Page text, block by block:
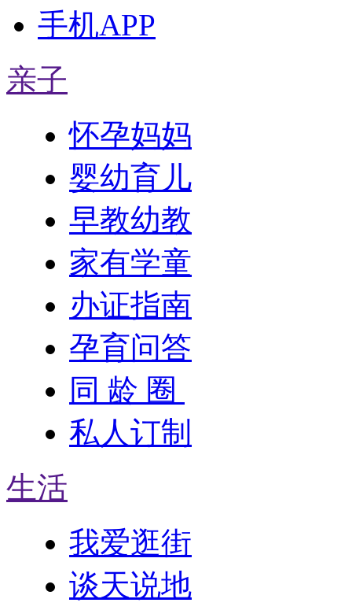
手机APP
亲子
怀孕妈妈
婴幼育儿
早教幼教
家有学童
办证指南
孕育问答
同 龄 圈
私人订制
生活
我爱逛街
谈天说地